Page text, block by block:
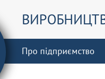
Про підприємство